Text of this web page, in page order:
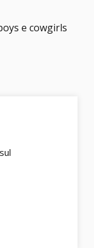
e cowgirls